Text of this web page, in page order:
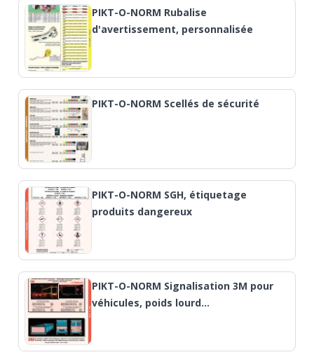
PIKT-O-NORM Rubalise
d'avertissement, personnalisée
PIKT-O-NORM Scellés de sécurité
PIKT-O-NORM SGH, étiquetage
produits dangereux
PIKT-O-NORM Signalisation 3M pour
véhicules, poids lourd…